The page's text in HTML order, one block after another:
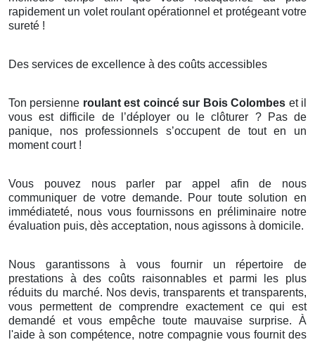
rapidement un volet roulant opérationnel et protégeant votre
sureté !
Des services de excellence à des coûts accessibles
Ton persienne roulant est coincé sur Bois Colombes et il
vous est difficile de l’déployer ou le clôturer ? Pas de
panique, nos professionnels s’occupent de tout en un
moment court !
Vous pouvez nous parler par appel afin de nous
communiquer de votre demande. Pour toute solution en
immédiateté, nous vous fournissons en préliminaire notre
évaluation puis, dès acceptation, nous agissons à domicile.
Nous garantissons à vous fournir un répertoire de
prestations à des coûts raisonnables et parmi les plus
réduits du marché. Nos devis, transparents et transparents,
vous permettent de comprendre exactement ce qui est
demandé et vous empêche toute mauvaise surprise. À
l'aide à son compétence, notre compagnie vous fournit des